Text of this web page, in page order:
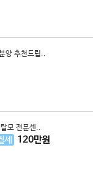
양 추천드립..
모 전문센..
세 120만원